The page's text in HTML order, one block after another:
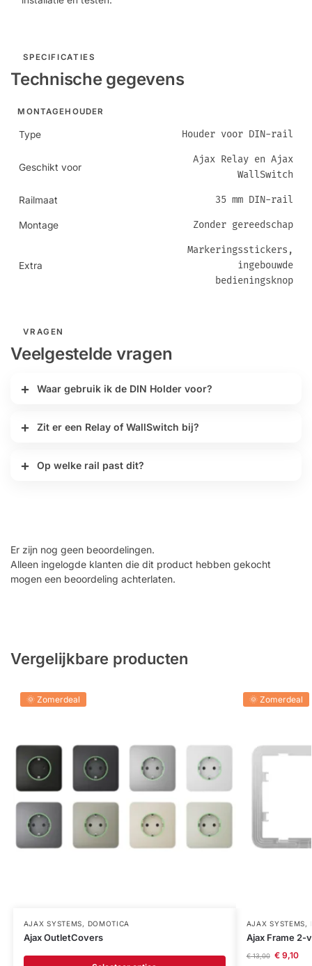
SPECIFICATIES
Technische gegevens
MONTAGEHOUDER
Type Houder voor DIN-rail
Geschikt voor
Ajax Relay en Ajax
WallSwitch
Railmaat 35 mm DIN-rail
Montage Zonder gereedschap
Extra
Markeringsstickers,
ingebouwde
bedieningsknop
VRAGEN
Veelgestelde vragen
Waar gebruik ik de DIN Holder voor?
Zit er een Relay of WallSwitch bij?
Op welke rail past dit?
Er zijn nog geen beoordelingen.
Alleen ingelogde klanten die dit product hebben gekocht
mogen een beoordeling achterlaten.
Vergelijkbare producten
🌞 Zomerdeal
AJAX SYSTEMS, DOMOTICA
Ajax OutletCovers
🌞 Zomerdeal
AJAX SYSTEMS,
Ajax Frame 2-
€13,00 €9,10